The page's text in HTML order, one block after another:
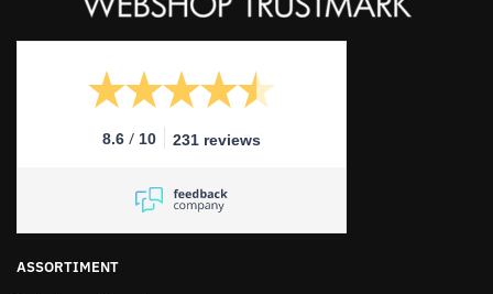
8.6 / 10 231 reviews
ASSORTIMENT